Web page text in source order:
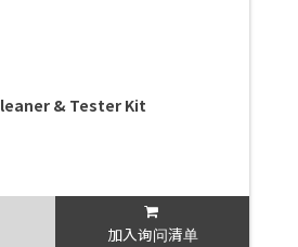
& Tester Kit
加入询问清单